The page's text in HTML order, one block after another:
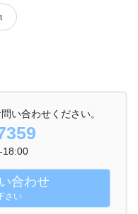
い合わせください。
18:00
合わせ
さい